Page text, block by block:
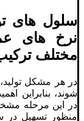
سلول های
نرخ های
مختلف
در هر مشکل
شوند، بنابراین
در این مرحله
منظور تسهیل در